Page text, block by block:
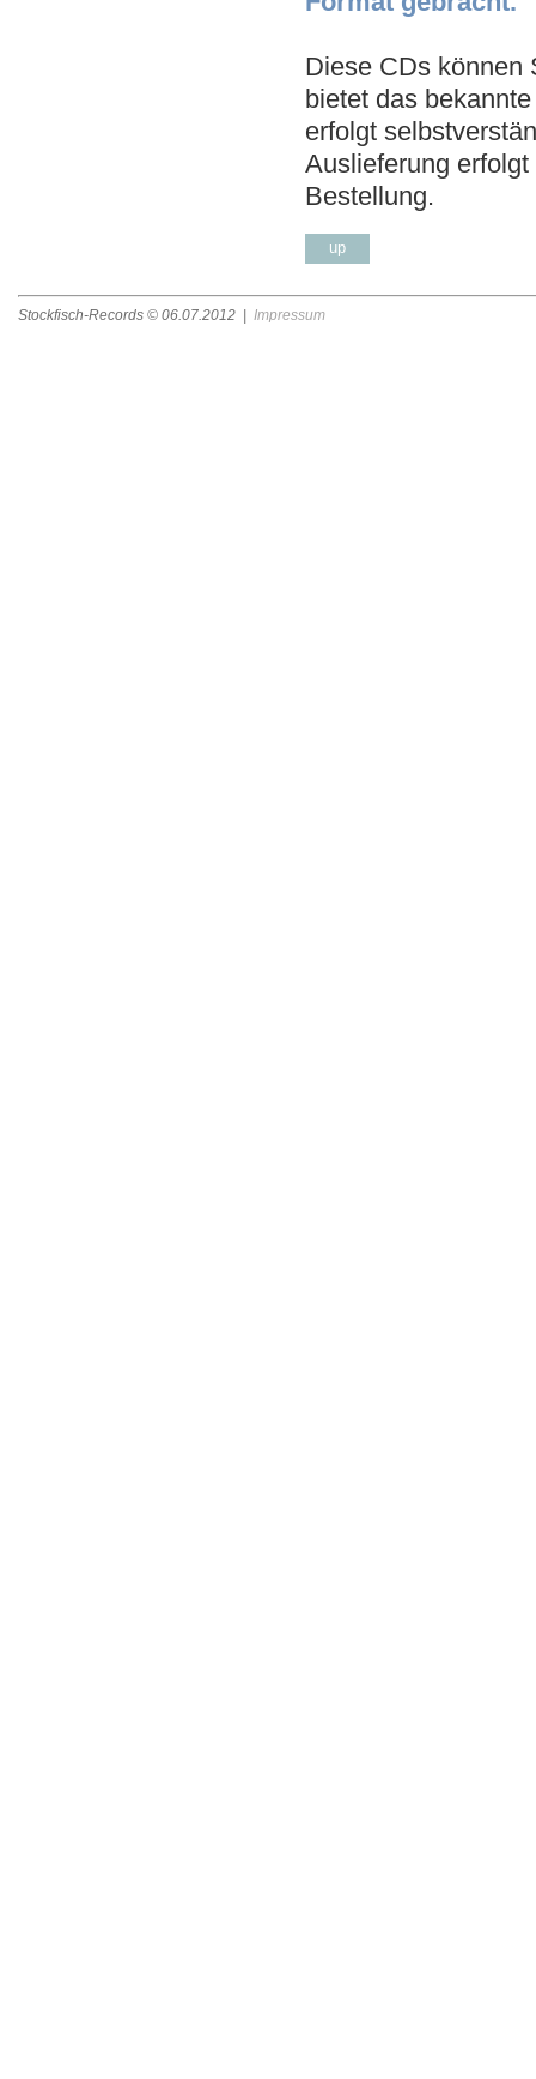
Diese CDs können
bietet das
erfolgt
Auslieferung
Bestellung.
up
Stockfisch-Records © 06.07.2012 Impressum